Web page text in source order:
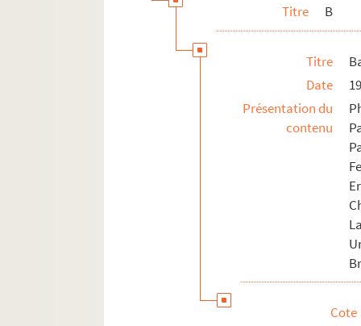
FSC-000399. Belluti, Antonella
FSE-000928. Benderic
FSE-000929. Beon, Patrick
FSE-000930. Berard, Charly
FSE-000931. Berg, Richard
FSE-000932. Bergaud, Louis
FSE-004358. Berrendero, Julian
FSC-000403. Berryman, Scott
Titre B
Titre
Date
Présentation du
contenu
Cote